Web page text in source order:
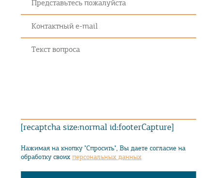
[recaptcha size:normal id:footerCapture]
Нажимая на кнопку "Спросить", Вы даете согласие на
обработку своих персональных данных